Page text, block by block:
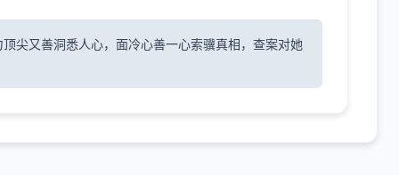
尖又善洞悉人心，面冷心善一心索骥真相，查案对她